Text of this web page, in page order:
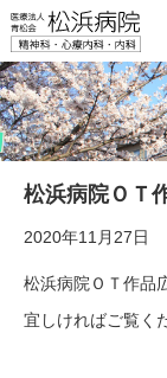
松浜病院ＯＴ
2020年11月27日
松浜病院ＯＴ作品
宜しければご覧く